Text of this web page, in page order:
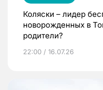
Коляски – лидер
новорожденных в
родители?
22:00 / 16.07.26